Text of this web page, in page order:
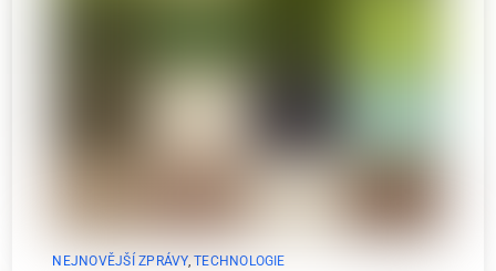
NEJNOVĚJŠÍ ZPRÁVY,TECHNOLOGIE